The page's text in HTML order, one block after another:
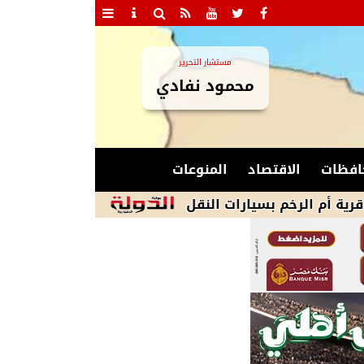
مستشار التحرير
محمود نفادي
الاقتصاد
المنوعات
جبناها من الكنترول..
النقل